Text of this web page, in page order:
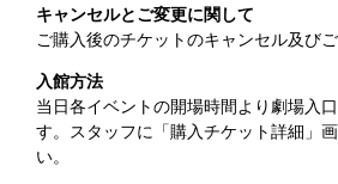
キャンセルとご変更に関して
ご購入後のチケットのキャンセル及び
入館方法
当日各イベントの開場時間より劇場入
す。スタッフに「購入チケット詳細」
い。